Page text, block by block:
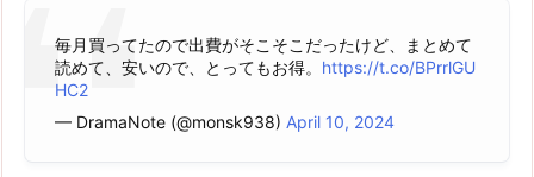
毎月買ってたので出費がそこそこだったけど、まとめて
読めて、安いので、とってもお得。 https://t.co/BPrrlGU
HC2
— DramaNote (@monsk938) April 10, 2024